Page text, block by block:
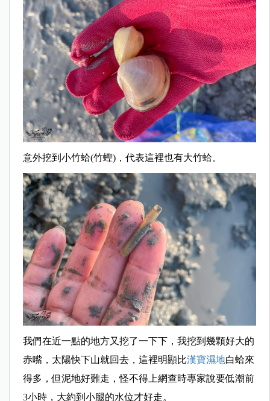
意外挖到小竹蛤(竹蟶)，代表這裡也有大竹蛤。
我們在近一點的地方又挖了一下下，我挖到幾顆好大的
赤嘴，太陽快下山就回去，這裡明顯比漢寶濕地白蛤來
得多，但泥地好難走，怪不得上網查時專家說要低潮前
3小時，大約到小腿的水位才好走。